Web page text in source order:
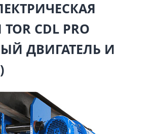
CDL PRO
ДВИГАТЕЛЬ И